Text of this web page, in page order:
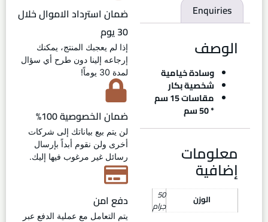
Enquiries
الوصف
وسادة خيامية
شخصية بكار
مقاسات 15 سم
* 50 سم
معلومات
إضافية
الوزن 50
جرام
ضمان استرداد الاموال خلال
30 يوم
إذا لم يعجبك المنتج، يمكنك
إرجاعه إلينا دون طرح أي سؤال
لمدة 30 يوماً!
ضمان الخصوصية 100%
لن يتم بيع بياناتك إلى شركات
أخرى ولن نقوم أبداً بإرسال
رسائل غير مرغوب فيها إليك.
دفع امن
يتم التعامل مع عملية الدفع عبر